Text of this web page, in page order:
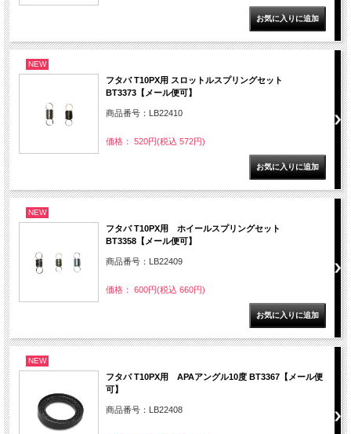
NEW
フタバ T10PX用 スロットルスプリングセット
BT3373【メール便可】
商品番号：LB22410
価格： 520円(税込 572円)
NEW
フタバ T10PX用 ホイールスプリングセット
BT3358【メール便可】
商品番号：LB22409
価格： 600円(税込 660円)
NEW
フタバ T10PX用 APAアングル10度 BT3367【メール便
可】
商品番号：LB22408